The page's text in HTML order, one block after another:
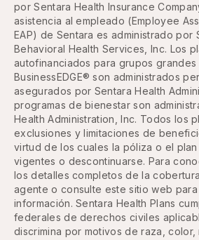
por Sentara Health Insurance
asistencia al empleado (Employee
EAP) de Sentara es administrado por
Behavioral Health Services, Inc. Los
autofinanciados para grupos grandes
BusinessEDGE® son administrados
asegurados por Sentara Health
programas de bienestar son
Health Administration, Inc. Todos los
exclusiones y limitaciones de
virtud de los cuales la póliza o el
vigentes o descontinuarse. Para
los detalles completos de la
agente o consulte este sitio web
información. Sentara Health Plans
federales de derechos civiles
discrimina por motivos de raza, color,